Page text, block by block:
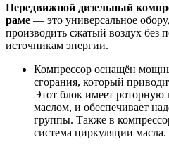
Передвижной дизельный
раме — это универсальное
производить сжатый воздух без
источникам энергии.
Компрессор оснащён
сгорания, который
Этот блок имеет
маслом, и обеспечивает
группы. Также в
система циркуляции масла.